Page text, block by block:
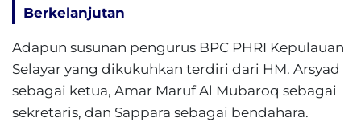
Berkelanjutan
Adapun susunan pengurus BPC PHRI Kepulauan
Selayar yang dikukuhkan terdiri dari HM. Arsyad
sebagai ketua, Amar Maruf Al Mubaroq sebagai
sekretaris, dan Sappara sebagai bendahara.